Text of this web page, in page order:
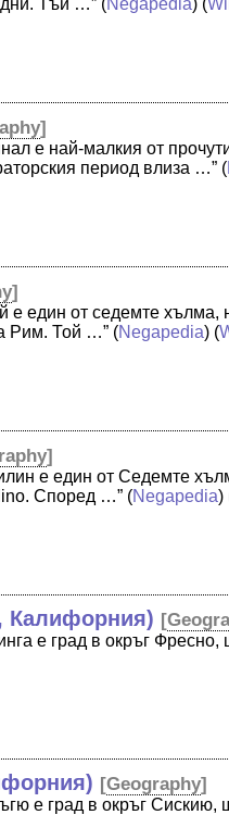
Тъй …” (Negapedia) (
]
е най-малкия от
период влиза …” (
]
е един от седемте хълма,
Рим. Той …” (Negapedia) (
]
е един от Седемте
Според …” (Negapedia)
Калифорния) [
е град в окръг
[Geography]
е град в окръг